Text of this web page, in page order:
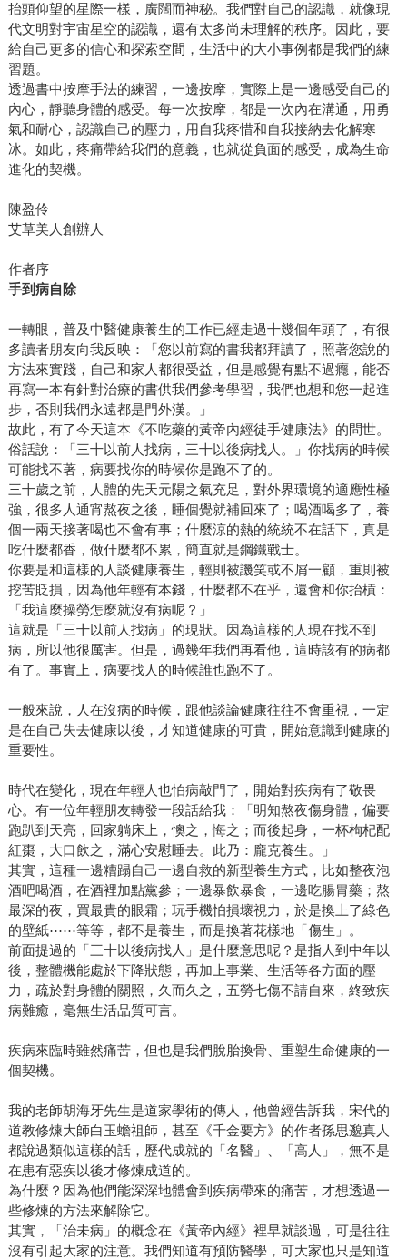
抬頭仰望的星際一樣，廣闊而神秘。我們對自己的認識，就像現
代文明對宇宙星空的認識，還有太多尚未理解的秩序。因此，要
給自己更多的信心和探索空間，生活中的大小事例都是我們的練
習題。
透過書中按摩手法的練習，一邊按摩，實際上是一邊感受自己的
內心，靜聽身體的感受。每一次按摩，都是一次內在溝通，用勇
氣和耐心，認識自己的壓力，用自我疼惜和自我接納去化解寒
冰。如此，疼痛帶給我們的意義，也就從負面的感受，成為生命
進化的契機。
陳盈伶
艾草美人創辦人
作者序
手到病自除
一轉眼，普及中醫健康養生的工作已經走過十幾個年頭了，有很
多讀者朋友向我反映：「您以前寫的書我都拜讀了，照著您說的
方法來實踐，自己和家人都很受益，但是感覺有點不過癮，能否
再寫一本有針對治療的書供我們參考學習，我們也想和您一起進
步，否則我們永遠都是門外漢。」
故此，有了今天這本《不吃藥的黃帝內經徒手健康法》的問世。
俗話說：「三十以前人找病，三十以後病找人。」你找病的時候
可能找不著，病要找你的時候你是跑不了的。
三十歲之前，人體的先天元陽之氣充足，對外界環境的適應性極
強，很多人通宵熬夜之後，睡個覺就補回來了；喝酒喝多了，養
個一兩天接著喝也不會有事；什麼涼的熱的統統不在話下，真是
吃什麼都香，做什麼都不累，簡直就是鋼鐵戰士。
你要是和這樣的人談健康養生，輕則被譏笑或不屑一顧，重則被
挖苦貶損，因為他年輕有本錢，什麼都不在乎，還會和你抬槓：
「我這麼操勞怎麼就沒有病呢？」
這就是「三十以前人找病」的現狀。因為這樣的人現在找不到
病，所以他很厲害。但是，過幾年我們再看他，這時該有的病都
有了。事實上，病要找人的時候誰也跑不了。
一般來說，人在沒病的時候，跟他談論健康往往不會重視，一定
是在自己失去健康以後，才知道健康的可貴，開始意識到健康的
重要性。
時代在變化，現在年輕人也怕病敲門了，開始對疾病有了敬畏
心。有一位年輕朋友轉發一段話給我：「明知熬夜傷身體，偏要
跑趴到天亮，回家躺床上，懊之，悔之；而後起身，一杯枸杞配
紅棗，大口飲之，滿心安慰睡去。此乃：龐克養生。」
其實，這種一邊糟蹋自己一邊自救的新型養生方式，比如整夜泡
酒吧喝酒，在酒裡加點黨參；一邊暴飲暴食，一邊吃腸胃藥；熬
最深的夜，買最貴的眼霜；玩手機怕損壞視力，於是換上了綠色
的壁紙⋯⋯等等，都不是養生，而是換著花樣地「傷生」。
前面提過的「三十以後病找人」是什麼意思呢？是指人到中年以
後，整體機能處於下降狀態，再加上事業、生活等各方面的壓
力，疏於對身體的關照，久而久之，五勞七傷不請自來，終致疾
病難癒，毫無生活品質可言。
疾病來臨時雖然痛苦，但也是我們脫胎換骨、重塑生命健康的一
個契機。
我的老師胡海牙先生是道家學術的傳人，他曾經告訴我，宋代的
道教修煉大師白玉蟾祖師，甚至《千金要方》的作者孫思邈真人
都說過類似這樣的話，歷代成就的「名醫」、「高人」，無不是
在患有惡疾以後才修煉成道的。
為什麼？因為他們能深深地體會到疾病帶來的痛苦，才想透過一
些修煉的方法來解除它。
其實，「治未病」的概念在《黃帝內經》裡早就談過，可是往往
沒有引起大家的注意。我們知道有預防醫學，可大家也只是知道